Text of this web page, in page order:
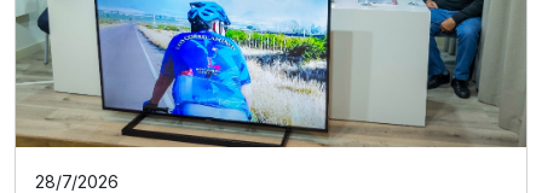
28/7/2026